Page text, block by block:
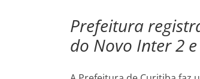
Prefeitura
do Novo Inter 2 e